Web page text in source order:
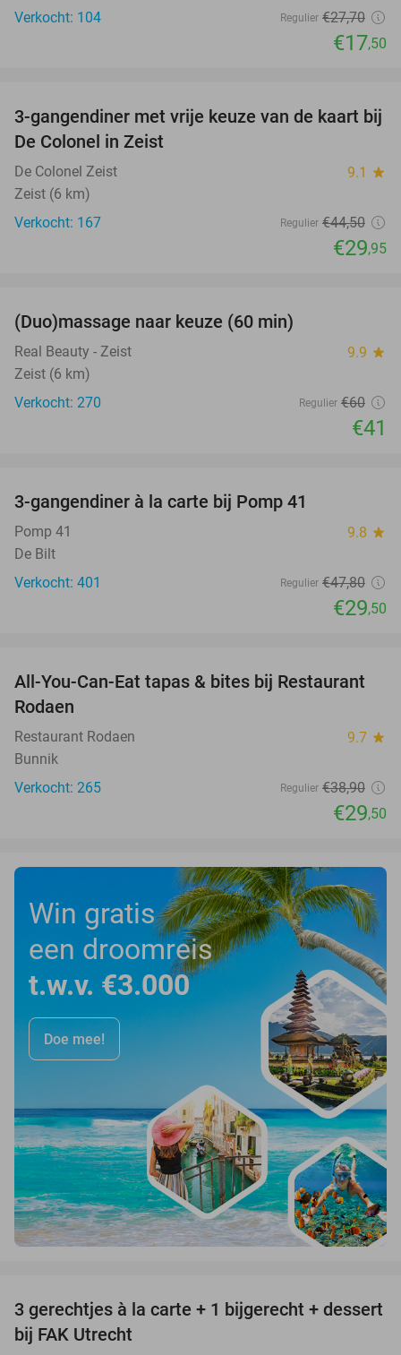
Verkocht: 104
Regulier €27,70
€17,50
33%
3-gangendiner met vrije keuze van de kaart bij
De Colonel in Zeist
De Colonel Zeist 9.1 star
Zeist (6 km)
Verkocht: 167
Regulier €44,50
€29,95
(Duo)massage naar keuze (60 min)
Real Beauty - Zeist 9.9 star
Zeist (6 km)
Verkocht: 270
Regulier €60
€41
3-gangendiner à la carte bij Pomp 41
Pomp 41 9.8 star
De Bilt
Verkocht: 401
Regulier €47,80
€29,50
24%
All-You-Can-Eat tapas & bites bij Restaurant
Rodaen
Restaurant Rodaen 9.7 star
Bunnik
Verkocht: 265
Regulier €38,90
€29,50
Win gratis
een droomreis
t.w.v. €3.000
Doe mee!
40%
3 gerechtjes à la carte + 1 bijgerecht + dessert
bij FAK Utrecht